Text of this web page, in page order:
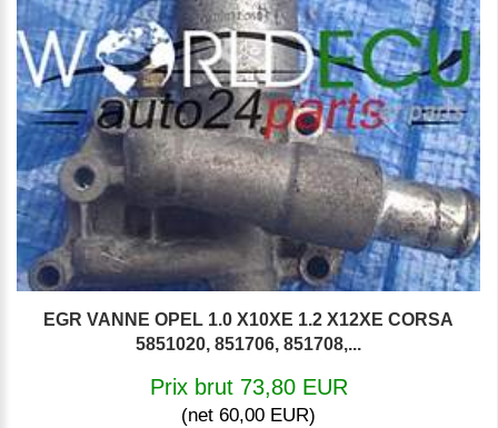
EGR VANNE OPEL 1.0 X10XE 1.2 X12XE CORSA
5851020, 851706, 851708,...
Prix brut 73,80 EUR
(net 60,00 EUR)